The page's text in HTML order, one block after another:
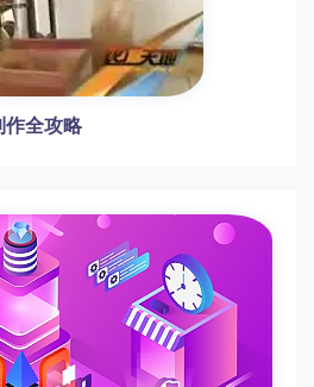
作全攻略